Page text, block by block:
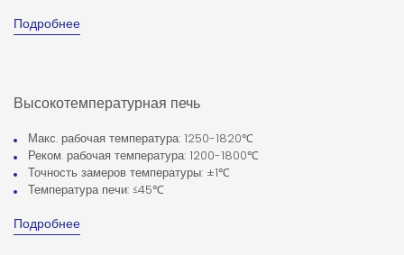
Подробнее
Высокотемпературная печь
Макс. рабочая температура: 1250-1820℃
Реком. рабочая температура: 1200-1800℃
Точность замеров температуры: ±1℃
Температура печи: ≤45℃
Подробнее